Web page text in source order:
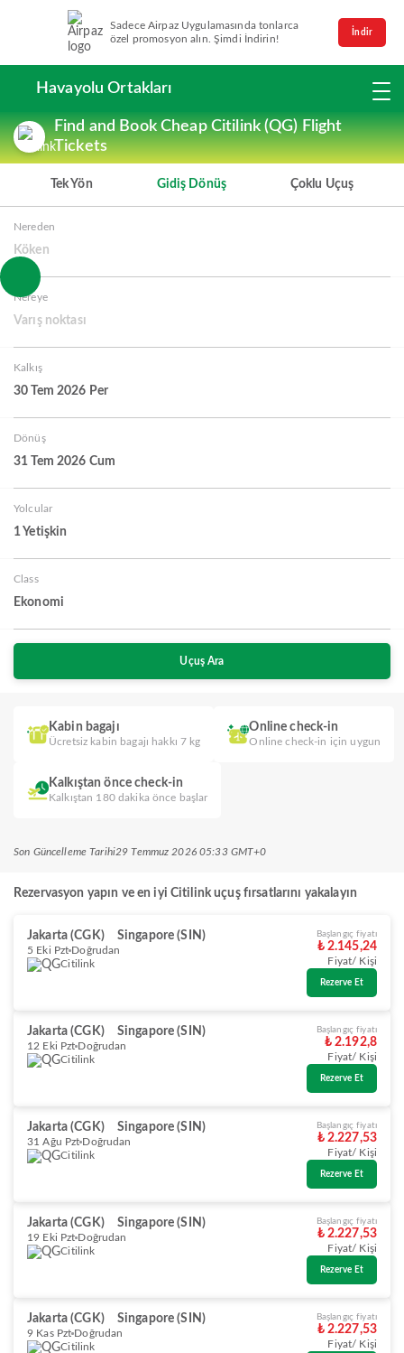
Sadece Airpaz Uygulamasında tonlarca
özel promosyon alın. Şimdi İndirin!
İndir
Havayolu Ortakları
Find and Book Cheap Citilink (QG) Flight
Tickets
Tek Yön Gidiş Dönüş Çoklu Uçuş
Nereden
Köken
Nereye
Varış noktası
Kalkış
30 Tem 2026 Per
Dönüş
31 Tem 2026 Cum
Yolcular
1 Yetişkin
Class
Ekonomi
Uçuş Ara
Kabin bagajı
Ücretsiz kabin bagajı hakkı 7 kg
Online check-in
Online check-in için uygun
Kalkıştan önce check-in
Kalkıştan 180 dakika önce başlar
Son Güncelleme Tarihi29 Temmuz 2026 05:33 GMT+0
Rezervasyon yapın ve en iyi Citilink uçuş fırsatlarını yakalayın
Jakarta (CGK) Singapore (SIN)
5 Eki Pzt Doğrudan
Citilink
Başlangıç fiyatı
₺ 2.145,24
Fiyat/ Kişi
Rezerve Et
Jakarta (CGK) Singapore (SIN)
12 Eki Pzt Doğrudan
Citilink
Başlangıç fiyatı
₺ 2.192,8
Fiyat/ Kişi
Rezerve Et
Jakarta (CGK) Singapore (SIN)
31 Ağu Pzt Doğrudan
Citilink
Başlangıç fiyatı
₺ 2.227,53
Fiyat/ Kişi
Rezerve Et
Jakarta (CGK) Singapore (SIN)
19 Eki Pzt Doğrudan
Citilink
Başlangıç fiyatı
₺ 2.227,53
Fiyat/ Kişi
Rezerve Et
Jakarta (CGK) Singapore (SIN)
9 Kas Pzt Doğrudan
Citilink
Başlangıç fiyatı
₺ 2.227,53
Fiyat/ Kişi